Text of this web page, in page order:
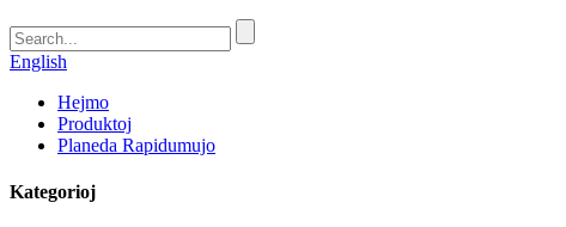
English
Hejmo
Produktoj
Planeda Rapidumujo
Kategorioj